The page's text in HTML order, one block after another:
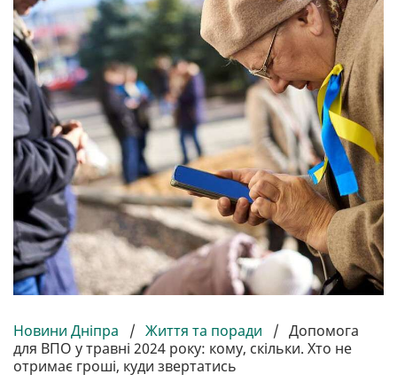
Новини Дніпра / Життя та поради / Допомога
для ВПО у травні 2024 року: кому, скільки. Хто не
отримає гроші, куди звертатись